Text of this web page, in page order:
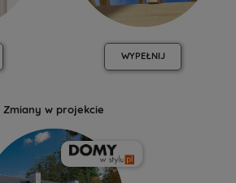
WYPEŁNIJ
Zmiany w projekcie